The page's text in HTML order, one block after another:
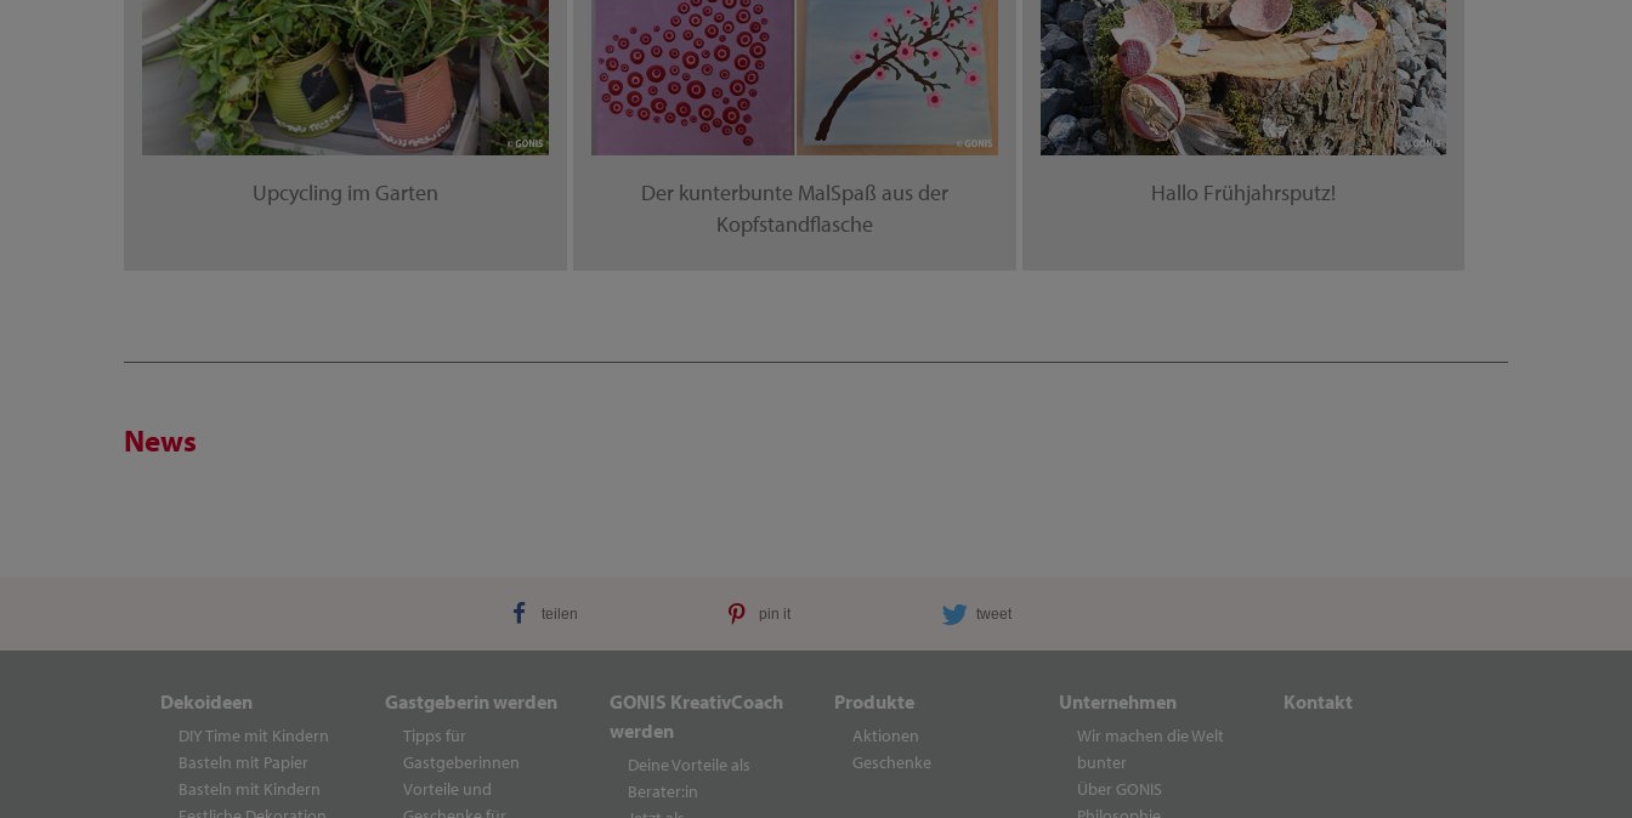
Upcycling im Garten
Der kunterbunte MalSpaß aus der
Kopfstandflasche
Hallo Frühjahrsputz!
News
teilen pin it tweet
Dekoideen
DIY Time mit Kindern
Basteln mit Papier
Basteln mit Kindern
Gastgeberin werden
Tipps für
Gastgeberinnen
Vorteile und
GONIS KreativCoach
werden
Deine Vorteile als
Berater:in
Produkte
Aktionen
Geschenke
Unternehmen
Wir machen die Welt
bunter
Über GONIS
Kontakt